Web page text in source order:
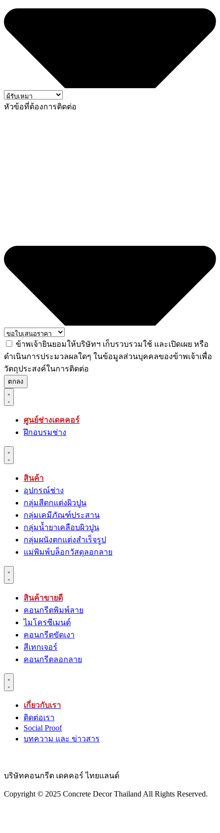
หัวข้อที่ต้องการติดต่อ
ข้าพเจ้ายินยอมให้บริษัทฯ เก็บรวบรวมใช้ และเปิดเผย หรือ
ดำเนินการประมวลผลใดๆ ในข้อมูลส่วนบุคคลของข้าพเจ้าเพื่อ
วัตถุประสงค์ในการติดต่อ
ตกลง
ศูนย์ช่างเดคคอร์
ฝึกอบรมช่าง
สินค้า
อุปกรณ์ช่าง
กลุ่มสีตกแต่งผิวปูน
กลุ่มเคมีภัณฑ์ประสาน
กลุ่มนํ้ายาเคลือบผิวปูน
กลุ่มผนังตกแต่งสำเร็จรูป
แม่พิมพ์บล็อกวัสดุลอกลาย
สินค้าขายดี
คอนกรีตพิมพ์ลาย
ไมโครซีเมนต์
คอนกรีตขัดเงา
สีเทกเจอร์
คอนกรีตลอกลาย
เกี่ยวกับเรา
ติดต่อเรา
Social Proof
บทความ และ ข่าวสาร
บริษัทคอนกรีต เดคคอร์ ไทยแลนด์
Copyright © 2025 Concrete Decor Thailand All Rights Reserved.​